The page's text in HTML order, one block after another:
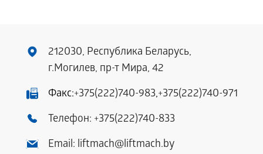
212030, Республика Беларусь,
г.Могилев, пр-т Мира, 42
Факс:+375(222)740-983,+375(222)740-971
Телефон: +375(222)740-833
Email: liftmach@liftmach.by